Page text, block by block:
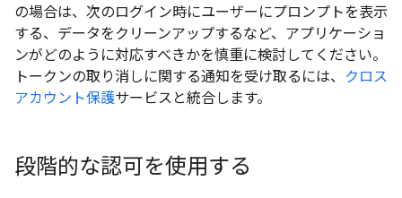
の場合は、次のログイン時にユーザーにプロンプトを表示
する、データをクリーンアップするなど、アプリケーショ
ンがどのように対応すべきかを慎重に検討してください。
トークンの取り消しに関する通知を受け取るには、 クロス
アカウント保護サービスと統合します。
段階的な認可を使用する